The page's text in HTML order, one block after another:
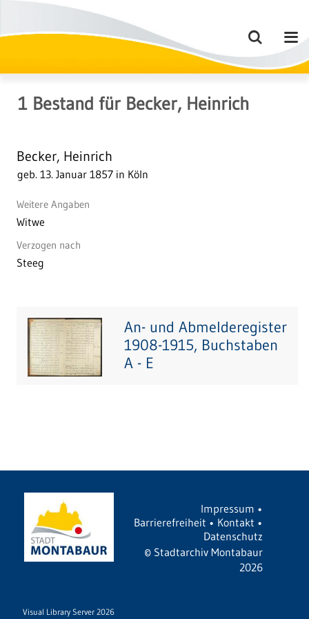
1 Bestand für Becker, Heinrich
Becker, Heinrich
geb. 13. Januar 1857 in Köln
Weitere Angaben
Witwe
Verzogen nach
Steeg
An- und Abmelderegister
1908-1915, Buchstaben
A - E
Impressum •
Barrierefreiheit • Kontakt •
Datenschutz
© Stadtarchiv Montabaur
2026
Visual Library Server 2026